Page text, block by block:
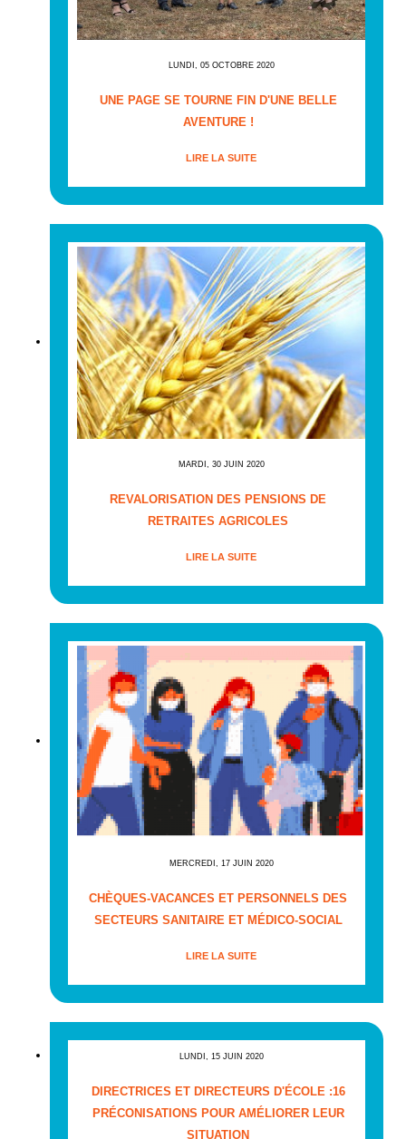
LUNDI, 05 OCTOBRE 2020
UNE PAGE SE TOURNE FIN D'UNE BELLE
AVENTURE !
LIRE LA SUITE
MARDI, 30 JUIN 2020
REVALORISATION DES PENSIONS DE
RETRAITES AGRICOLES
LIRE LA SUITE
MERCREDI, 17 JUIN 2020
CHÈQUES-VACANCES ET PERSONNELS DES
SECTEURS SANITAIRE ET MÉDICO-SOCIAL
LIRE LA SUITE
LUNDI, 15 JUIN 2020
DIRECTRICES ET DIRECTEURS D'ÉCOLE :16
PRÉCONISATIONS POUR AMÉLIORER LEUR
SITUATION